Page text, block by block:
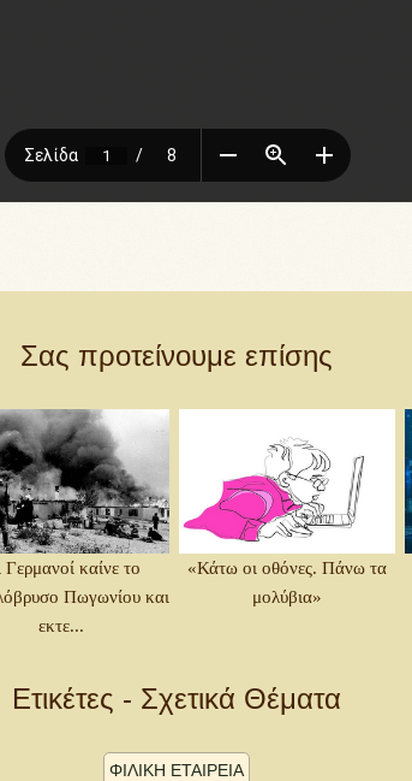
Σας προτείνουμε επίσης
Γερμανοί καίνε το
Πωγωνίου και
εκτε...
«Κάτω οι οθόνες. Πάνω τα
μολύβια»
Ετικέτες - Σχετικά Θέματα
ΦΙΛΙΚΗ ΕΤΑΙΡΕΙΑ